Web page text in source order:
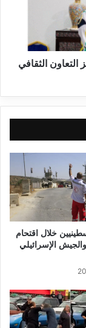
التعاون الثقافي
10 فلسطينيين خلال اقتحام
الإسرائيلي